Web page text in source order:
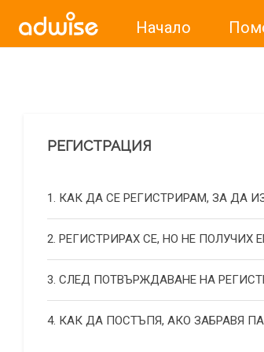
Начало
РЕГИСТРАЦИЯ
1. КАК ДА СЕ РЕГИСТРИРАМ, ЗА ДА
2. РЕГИСТРИРАХ СЕ, НО НЕ ПОЛУЧИХ
3. СЛЕД ПОТВЪРЖДАВАНЕ НА
4. КАК ДА ПОСТЪПЯ, АКО ЗАБРАВЯ